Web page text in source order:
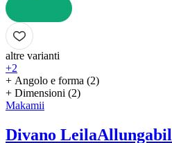
AGGIUNGI
altre varianti
+2
+ Angolo e forma (2)
+ Dimensioni (2)
Makamii
Divano Leila